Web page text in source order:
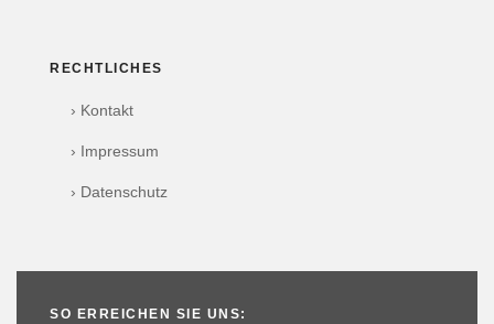
RECHTLICHES
› Kontakt
› Impressum
› Datenschutz
SO ERREICHEN SIE UNS: